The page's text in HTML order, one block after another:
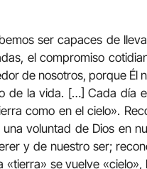
ser capaces de
el compromiso
de nosotros, porque Él
de la vida. […] Cada día
como en el cielo».
voluntad de Dios en
y de nuestro ser;
se vuelve